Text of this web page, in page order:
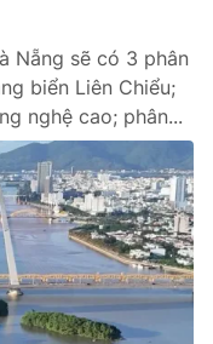
Nẵng sẽ có 3 phân
biển Liên Chiểu;
nghệ cao; phân...